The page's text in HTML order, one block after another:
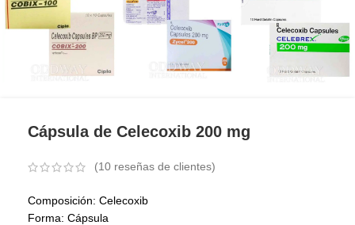
Cápsula de Celecoxib 200 mg
(10 reseñas de clientes)
Composición: Celecoxib
Forma: Cápsula